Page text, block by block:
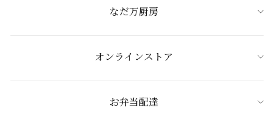
なだ万厨房
オンラインストア
お弁当配達